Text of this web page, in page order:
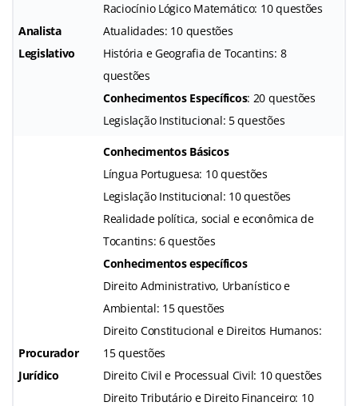
Analista
Legislativo
Raciocínio Lógico Matemático: 10 questões
Atualidades: 10 questões
História e Geografia de Tocantins: 8
questões
Conhecimentos Específicos: 20 questões
Legislação Institucional: 5 questões
Procurador
Jurídico
Conhecimentos Básicos
Língua Portuguesa: 10 questões
Legislação Institucional: 10 questões
Realidade política, social e econômica de
Tocantins: 6 questões
Conhecimentos específicos
Direito Administrativo, Urbanístico e
Ambiental: 15 questões
Direito Constitucional e Direitos Humanos:
15 questões
Direito Civil e Processual Civil: 10 questões
Direito Tributário e Direito Financeiro: 10